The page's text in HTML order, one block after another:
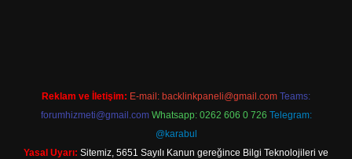
Reklam ve İletişim: E-mail: backlinkpaneli@gmail.com Teams:
forumhizmeti@gmail.com Whatsapp: 0262 606 0 726 Telegram:
@karabul
Yasal Uyarı: Sitemiz, 5651 Sayılı Kanun gereğince Bilgi Teknolojileri ve